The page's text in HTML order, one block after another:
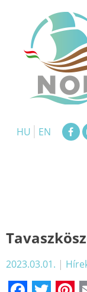
content
HU
EN
2023.03.01. |